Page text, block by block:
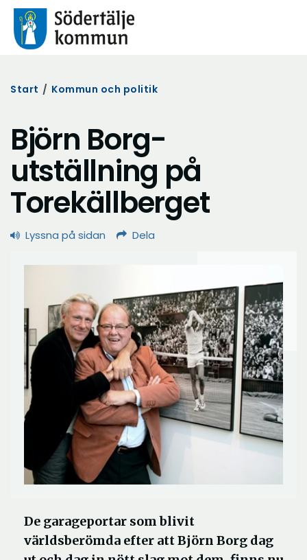
Start / Kommun och politik
Björn Borg-
utställning på
Torekällberget
Lyssna på sidan Dela
De garageportar som blivit
världsberömda efter att Björn Borg dag